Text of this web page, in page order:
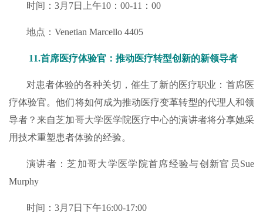
时间：3月7日上午10：00-11：00
地点：Venetian Marcello 4405
11.首席医疗体验官：推动医疗转型创新的新领导者
对患者体验的各种关切，催生了新的医疗职业：首席医
疗体验官。他们将如何成为推动医疗变革转型的代理人和领
导者？来自芝加哥大学医学院医疗中心的演讲者将分享她采
用技术重塑患者体验的经验。
演讲者：芝加哥大学医学院首席经验与创新官员Sue
Murphy
时间：3月7日下午16:00-17:00